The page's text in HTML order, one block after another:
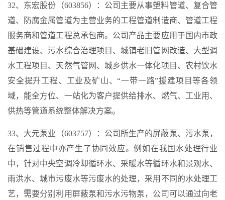
32、东宏股份（603856）：公司主要从事塑料管道、复合管
道、防腐金属管道为主营业务的工程管道制造商、管道工程
服务商和管道工程总承包商。公司产品主要应用于国内市政
基础建设、污水综合治理项目、城镇老旧管网改造、大型调
水工程项目、天然气管网、城乡供水一体化项目、农村饮水
安全提升工程、工业及矿山、“一带一路”援建项目等各领
域，能全方位、一站化为客户提供给排水、燃气、工业用、
供热等管道系统整体解决方案。
33、大元泵业（603757）：公司所生产的屏蔽泵、污水泵，
在销售过程中亦产生了协同效应。例如在我国水处理行业
中，针对中央空调冷却循环水、采暖水等循环水和景观水、
雨洪水、城市污废水等污废水的处理，采用不同的水处理工
艺，需要分别利用屏蔽泵和污水污物泵，公司可以通过向老